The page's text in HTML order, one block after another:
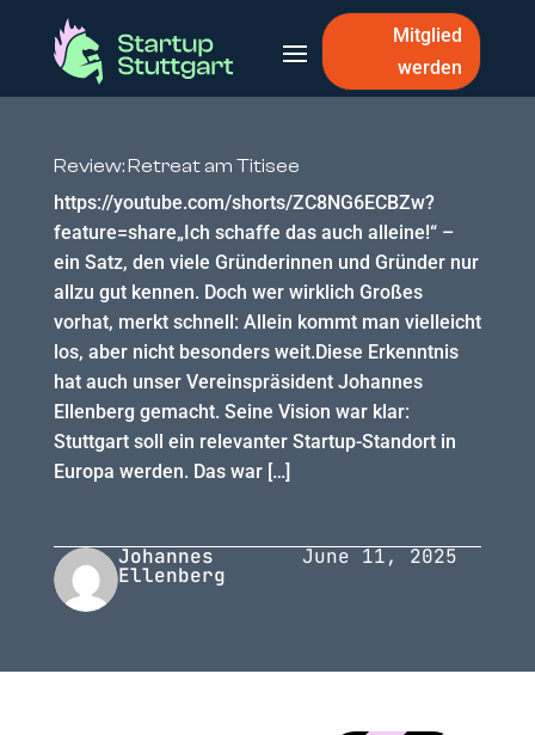
Mitglied
werden
Review: Retreat am Titisee
https://youtube.com/shorts/ZC8NG6ECBZw?
feature=share„Ich schaffe das auch alleine!“ –
ein Satz, den viele Gründerinnen und Gründer nur
allzu gut kennen. Doch wer wirklich Großes
vorhat, merkt schnell: Allein kommt man vielleicht
los, aber nicht besonders weit.Diese Erkenntnis
hat auch unser Vereinspräsident Johannes
Ellenberg gemacht. Seine Vision war klar:
Stuttgart soll ein relevanter Startup-Standort in
Europa werden. Das war […]
Johannes
Ellenberg
June 11, 2025